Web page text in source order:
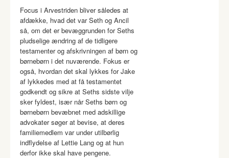
Focus i Arvestriden bliver således at
afdække, hvad det var Seth og Ancil
så, om det er bevæggrunden for Seths
pludselige ændring af de tidligere
testamenter og afskrivningen af børn og
børnebørn i det nuværende. Fokus er
også, hvordan det skal lykkes for Jake
af lykkedes med at få testamentet
godkendt og sikre at Seths sidste vilje
sker fyldest, især når Seths børn og
børnebørn bevæbnet med adskillige
advokater søger at bevise, at deres
familiemedlem var under utilbørlig
indflydelse af Lettie Lang og at hun
derfor ikke skal have pengene.